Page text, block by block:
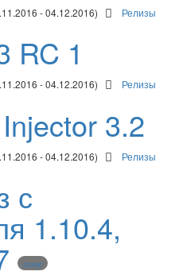
- 04.12.2016) Релизы
RC 1
- 04.12.2016) Релизы
3.2
- 04.12.2016) Релизы
с
1.10.4,
Django